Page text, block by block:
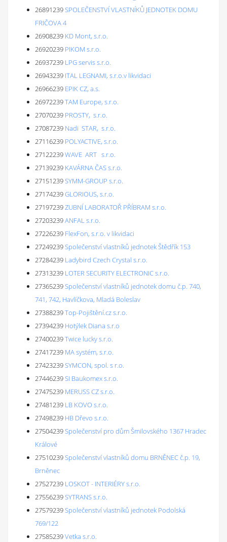
26891239SPOLEČENSTVÍ VLASTNÍKŮ JEDNOTEK DOMU
FRIČOVA 4
26908239 KD Mont, s.r.o.
26920239 PIKOM s.r.o.
26937239 LPG servis s.r.o.
26943239 ITAL LEGNAMI, s.r.o.v likvidaci
26966239 EPIK CZ, a.s.
26972239TAM Europe, s.r.o.
27070239 PROSTY, s.r.o.
27087239 Nadi STAR, s.r.o.
27116239 POLYACTIVE, s.r.o.
27122239WAVE ART s.r.o.
27139239 KAVÁRNA ČAS s.r.o.
27151239SYMM-GROUP s.r.o.
27174239GLORIOUS, s.r.o.
27197239ZUBNÍ LABORATOŘ PŘÍBRAM s.r.o.
27203239ANFAL s.r.o.
27226239 FlexFon, s.r.o. v likvidaci
27249239Společenství vlastníků jednotek Štědřík 153
27284239 Ladybird Czech Crystal s.r.o.
27313239 LOTER SECURITY ELECTRONIC s.r.o.
27365239Společenství vlastníků jednotek domu č.p. 740,
741, 742, Havlíčkova, Mladá Boleslav
27388239Top-Pojištění.cz s.r.o.
27394239 Hotýlek Diana s.r.o
27400239Twice lucky s.r.o.
27417239 MA systém, s.r.o.
27423239SYMCON, spol. s r.o.
27446239SI Baukomex s.r.o.
27475239 MERUSS CZ s.r.o.
27481239 LB KOVO s.r.o.
27498239 HB Dřevo s.r.o.
27504239Společenství pro dům Šmilovského 1367 Hradec
Králové
27510239Společenství vlastníků domu BRNĚNEC č.p. 19,
Brněnec
27527239 LOSKOT - INTERIÉRY s.r.o.
27556239SYTRANS s.r.o.
27579239Společenství vlastníků jednotek Podolská
769/122
27585239Vetka s.r.o.